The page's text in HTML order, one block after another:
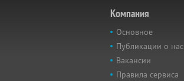
Компания
Основное
Публикации о нас
Вакансии
Правила сервиса